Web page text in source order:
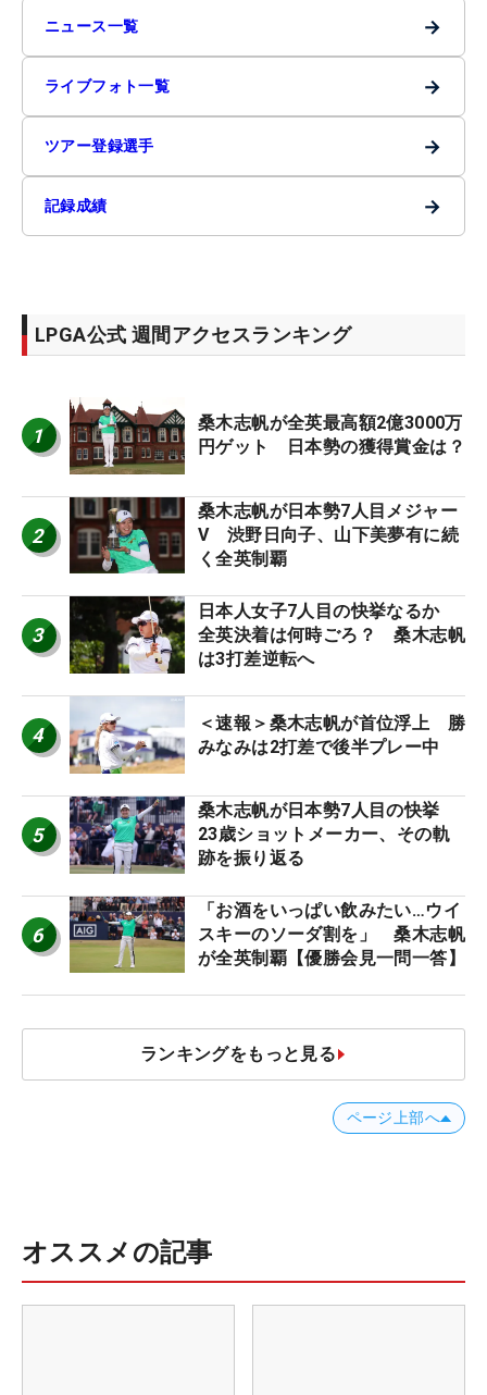
ニュース一覧 →
ライブフォト一覧 →
ツアー登録選手 →
記録成績 →
LPGA公式 週間アクセスランキング
1
桑木志帆が全英最高額2億3000万
円ゲット 日本勢の獲得賞金は？
2
桑木志帆が日本勢7人目メジャー
V 渋野日向子、山下美夢有に続
く全英制覇
3
日本人女子7人目の快挙なるか
全英決着は何時ごろ？ 桑木志帆
は3打差逆転へ
4
＜速報＞桑木志帆が首位浮上 勝
みなみは2打差で後半プレー中
5
桑木志帆が日本勢7人目の快挙
23歳ショットメーカー、その軌
跡を振り返る
6
「お酒をいっぱい飲みたい…ウイ
スキーのソーダ割を」 桑木志帆
が全英制覇【優勝会見一問一答】
ランキングをもっと見る
ページ上部へ
オススメの記事